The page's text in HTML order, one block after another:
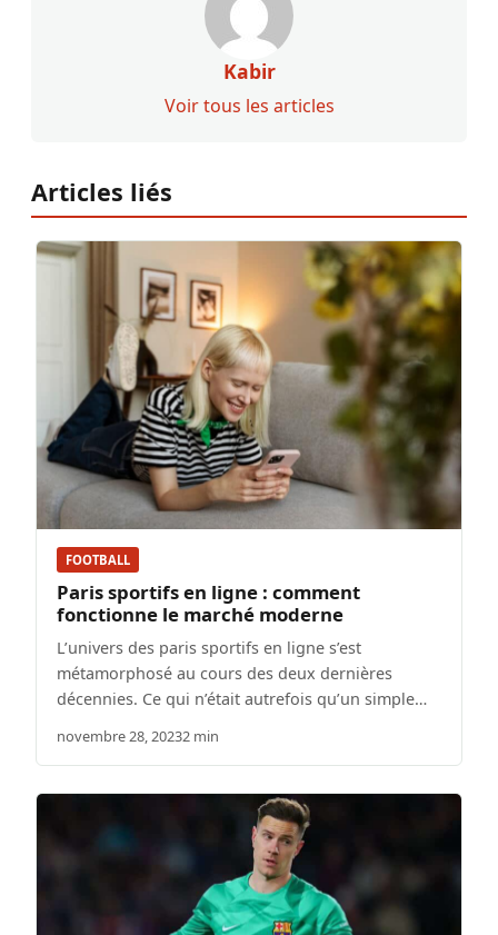
Kabir
Voir tous les articles
Articles liés
FOOTBALL
Paris sportifs en ligne : comment
fonctionne le marché moderne
L’univers des paris sportifs en ligne s’est
métamorphosé au cours des deux dernières
décennies. Ce qui n’était autrefois qu’un simple…
novembre 28, 20232 min